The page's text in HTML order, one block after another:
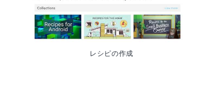
レシピの作成